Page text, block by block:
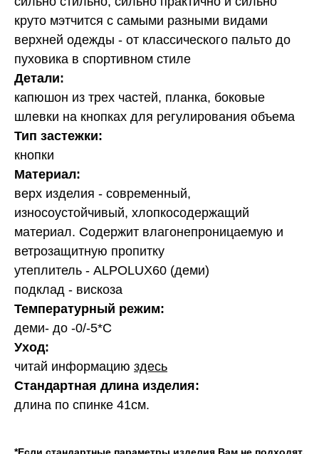
круто мэтчится с самыми разными видами
верхней одежды - от классического пальто до
пуховика в спортивном стиле
Детали:
капюшон из трех частей, планка, боковые
шлевки на кнопках для регулирования объема
Тип застежки:
кнопки
Материал:
верх изделия - современный,
износоустойчивый, хлопкосодержащий
материал. Содержит влагонепроницаемую и
ветрозащитную пропитку
утеплитель - ALPOLUX60 (деми)
подклад - вискоза
Температурный режим:
деми- до -0/-5*С
Уход:
читай информацию здесь
Стандартная длина изделия:
длина по спинке 41см.